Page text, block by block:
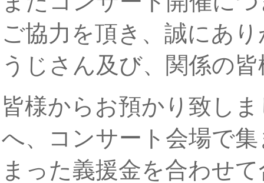
ご協力を頂き、誠にあ
うじさん及び、関係の
皆様からお預かり致し
へ、コンサート会場で
まった義援金を合わせ